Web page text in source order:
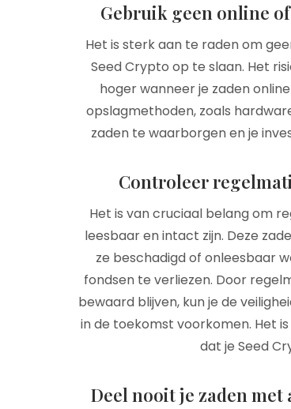
Gebruik geen online
Het is sterk aan te raden om
Seed Crypto op te slaan. Het
hoger wanneer je zaden
opslagmethoden, zoals
zaden te waarborgen en je
Controleer
Het is van cruciaal belang om
leesbaar en intact zijn. Deze
ze beschadigd of onleesbaar
fondsen te verliezen. Door
bewaard blijven, kun je de
in de toekomst voorkomen. Het
dat je Seed
Deel nooit je zaden